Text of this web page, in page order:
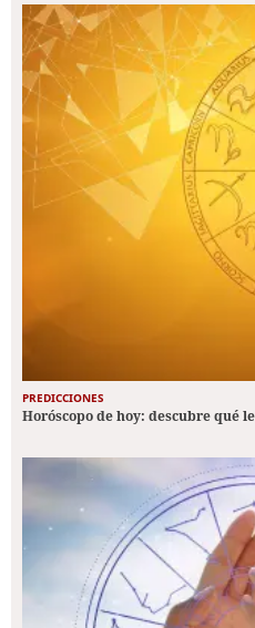
PREDICCIONES
Horóscopo de hoy: descubre qué